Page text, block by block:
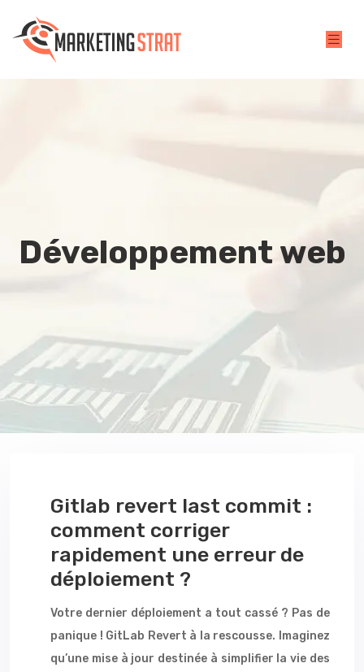
Développement web
Gitlab revert last commit :
comment corriger
rapidement une erreur de
déploiement ?
Votre dernier déploiement a tout cassé ? Pas de
panique ! GitLab Revert à la rescousse. Imaginez
qu’une mise à jour destinée à simplifier la vie des